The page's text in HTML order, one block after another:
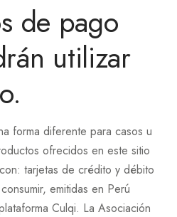
de pago
utilizar
forma diferente para casos u
ofrecidos en este sitio
tarjetas de crédito y débito
emitidas en Perú
Culqi. La Asociación